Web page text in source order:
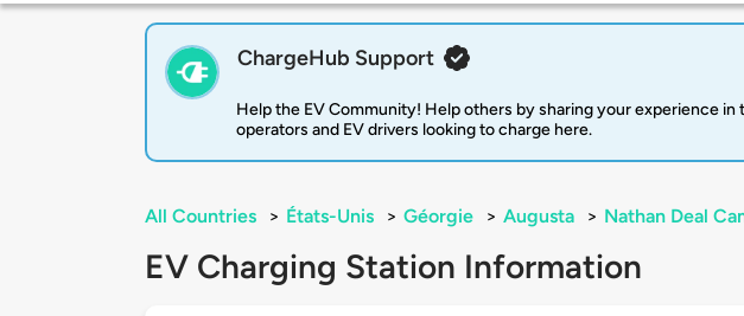
ChargeHub Support
Help the EV Community! Help others by sharing your experience
operators and EV drivers looking to charge here.
All Countries > États-Unis > Géorgie > Augusta > Nathan Deal
EV Charging Station Information